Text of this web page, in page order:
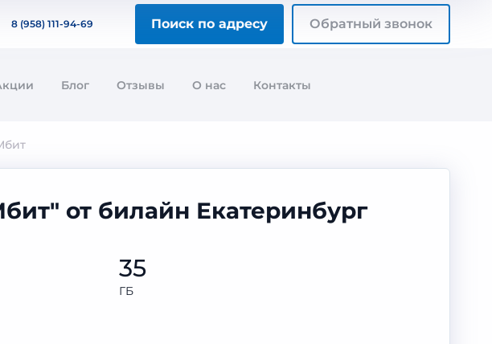
8 (958) 111-94-69 Поиск по адресу Обратный звонок
Блог Отзывы О нас Контакты
от билайн Екатеринбург
35
ГБ